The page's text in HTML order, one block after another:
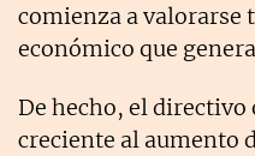
comienza a valorarse
económico que
De hecho, el directivo
creciente al aumento